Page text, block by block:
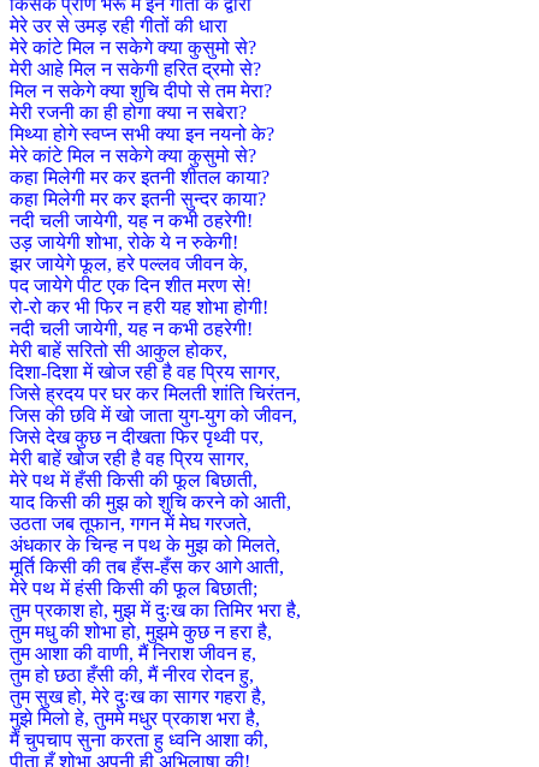
मेरे उर से उमड़ रही गीतों की धारा
मेरे कांटे मिल न सकेगे क्या कुसुमो से?
मेरी आहे मिल न सकेगी हरित द्रमो से?
मिल न सकेगे क्या शुचि दीपो से तम मेरा?
मेरी रजनी का ही होगा क्या न सबेरा?
मिथ्या होगे स्वप्न सभी क्या इन नयनो के?
मेरे कांटे मिल न सकेगे क्या कुसुमो से?
कहा मिलेगी मर कर इतनी शीतल काया?
कहा मिलेगी मर कर इतनी सुन्दर काया?
नदी चली जायेगी, यह न कभी ठहरेगी!
उड़ जायेगी शोभा, रोके ये न रुकेगी!
झर जायेगे फूल, हरे पल्लव जीवन के,
पद जायेगे पीट एक दिन शीत मरण से!
रो-रो कर भी फिर न हरी यह शोभा होगी!
नदी चली जायेगी, यह न कभी ठहरेगी!
मेरी बाहें सरितो सी आकुल होकर,
दिशा-दिशा में खोज रही है वह प्रिय सागर,
जिसे ह्रदय पर घर कर मिलती शांति चिरंतन,
जिस की छवि में खो जाता युग-युग को जीवन,
जिसे देख कुछ न दीखता फिर पृथ्वी पर,
मेरी बाहें खोज रही है वह प्रिय सागर,
मेरे पथ में हँसी किसी की फूल बिछाती,
याद किसी की मुझ को शुचि करने को आती,
उठता जब तूफान, गगन में मेघ गरजते,
अंधकार के चिन्ह न पथ के मुझ को मिलते,
मूर्ति किसी की तब हँस-हँस कर आगे आती,
मेरे पथ में हंसी किसी की फूल बिछाती;
तुम प्रकाश हो, मुझ में दुःख का तिमिर भरा है,
तुम मधु की शोभा हो, मुझमे कुछ न हरा है,
तुम आशा की वाणी, मैं निराश जीवन ह,
तुम हो छठा हँसी की, मैं नीरव रोदन हु,
तुम सुख हो, मेरे दुःख का सागर गहरा है,
मुझे मिलो हे, तुममे मधुर प्रकाश भरा है,
मैं चुपचाप सुना करता हु ध्वनि आशा की,
पीता हूँ शोभा अपनी ही अभिलाषा की!